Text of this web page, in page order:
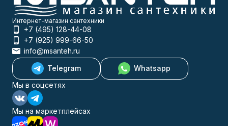
Интернет-магазин сантехники
+7 (495) 128-44-08
+7 (925) 999-66-50
info@msanteh.ru
Telegram
Whatsapp
Мы в соцсетях
Мы на маркетплейсах